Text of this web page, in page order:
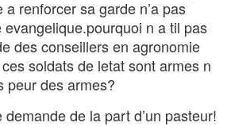
a renforcer sa garde n’a pas
evangelique.pourquoi n a til pas
des conseillers en agronomie
soldats de letat sont armes n
peur des armes?
demande de la part d’un pasteur!